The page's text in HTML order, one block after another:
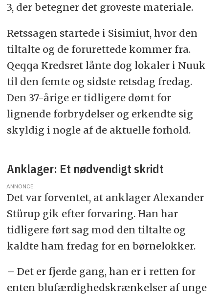
3, der betegner det groveste materiale.
Retssagen startede i Sisimiut, hvor den
tiltalte og de forurettede kommer fra.
Qeqqa Kredsret lånte dog lokaler i Nuuk
til den femte og sidste retsdag fredag.
Den 37-årige er tidligere dømt for
lignende forbrydelser og erkendte sig
skyldig i nogle af de aktuelle forhold.
Anklager: Et nødvendigt skridt
ANNONCE
Det var forventet, at anklager Alexander
Stürup gik efter forvaring. Han har
tidligere ført sag mod den tiltalte og
kaldte ham fredag for en børnelokker.
– Det er fjerde gang, han er i retten for
enten blufærdighedskrænkelser af unge